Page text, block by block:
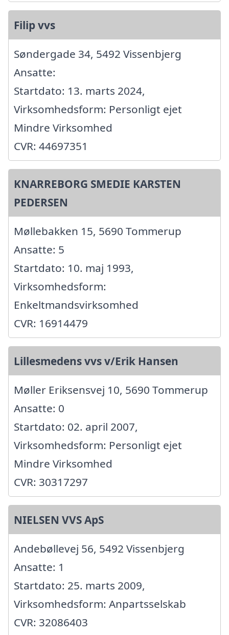
Filip vvs
Søndergade 34, 5492 Vissenbjerg
Ansatte:
Startdato: 13. marts 2024,
Virksomhedsform: Personligt ejet
Mindre Virksomhed
CVR: 44697351
KNARREBORG SMEDIE KARSTEN
PEDERSEN
Møllebakken 15, 5690 Tommerup
Ansatte: 5
Startdato: 10. maj 1993,
Virksomhedsform:
Enkeltmandsvirksomhed
CVR: 16914479
Lillesmedens vvs v/Erik Hansen
Møller Eriksensvej 10, 5690 Tommerup
Ansatte: 0
Startdato: 02. april 2007,
Virksomhedsform: Personligt ejet
Mindre Virksomhed
CVR: 30317297
NIELSEN VVS ApS
Andebøllevej 56, 5492 Vissenbjerg
Ansatte: 1
Startdato: 25. marts 2009,
Virksomhedsform: Anpartsselskab
CVR: 32086403